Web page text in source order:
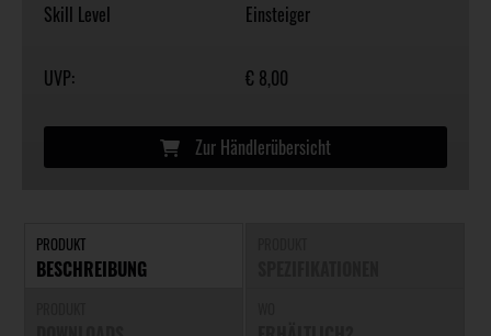
Skill Level
Einsteiger
UVP: € 8,00
Zur Händlerübersicht
PRODUKT
BESCHREIBUNG